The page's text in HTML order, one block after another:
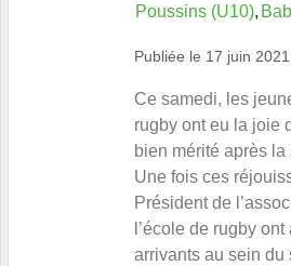
Poussins (U10)
Publiée le 17 juin 2021
Ce samedi, les
rugby ont eu la joie
bien mérité après la
Une fois ces
Président de
l’école de rugby
arrivants au sein du